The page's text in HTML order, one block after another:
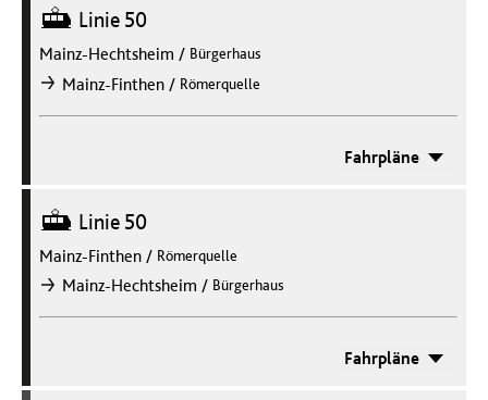
Straßenbahn
Linie 50
Mainz-Hechtsheim / Bürgerhaus
nachMainz-Finthen / Römerquelle
Fahrpläne
Straßenbahn
Linie 50
Mainz-Finthen / Römerquelle
nachMainz-Hechtsheim / Bürgerhaus
Fahrpläne